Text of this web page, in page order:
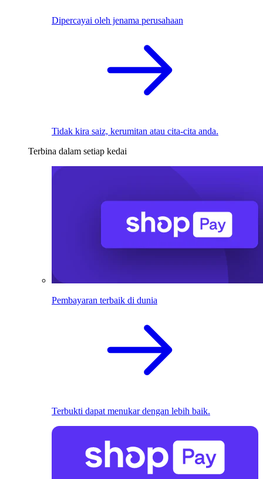
Dipercayai oleh jenama perusahaan
Tidak kira saiz, kerumitan atau cita-cita anda.
Terbina dalam setiap kedai
Pembayaran terbaik di dunia
Terbukti dapat menukar dengan lebih baik.